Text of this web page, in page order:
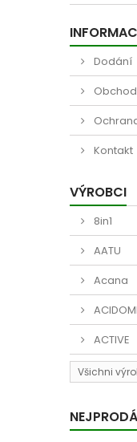
Dodání
Kontakt
VÝROBCI
8in1
AATU
Acana
ACTIVE
Všichni